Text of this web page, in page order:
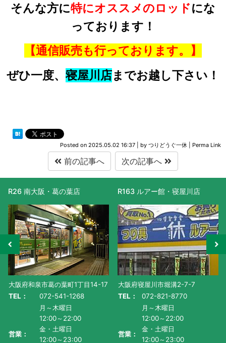
そんな方に特にオススメのロッドにな
っております！
【通信販売も行っております。】
ぜひ一度、寝屋川店までお越し下さい！
Posted on 2025.05.02 16:37 by つりどうぐ一休 Perma Link
前の記事へ 次の記事へ
17
R163 ルアー館・寝屋川店
大阪府寝屋川市堀溝2-7-7
TEL： 072-821-8770
営業：
月～木曜日
12:00～22:00
金・土曜日
12:00～23:00
R477 滋賀守山店
滋賀県守山市水保町1130番地
TEL： 077-585-5011
営業：
月～金曜日・祝
AM10:00～PM9:00
土曜日
AM9:00~PM9:00